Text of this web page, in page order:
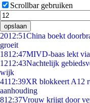
Scrollbar gebruiken
opslaan
2012:51China boekt
groeit
1812:47MIVD-baas lekt via
1212:43Nachtelijk
wijk
4112:39XR blokkeert A12
aanhouding
812:37Vrouw krijgt door